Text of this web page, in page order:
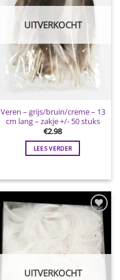
UITVERKOCHT
Veren – grijs/bruin/creme – 13
cm lang – zakje +/- 50 stuks
€2.98
LEES VERDER
Toevoegen
wenslijst
UITVERKOCHT